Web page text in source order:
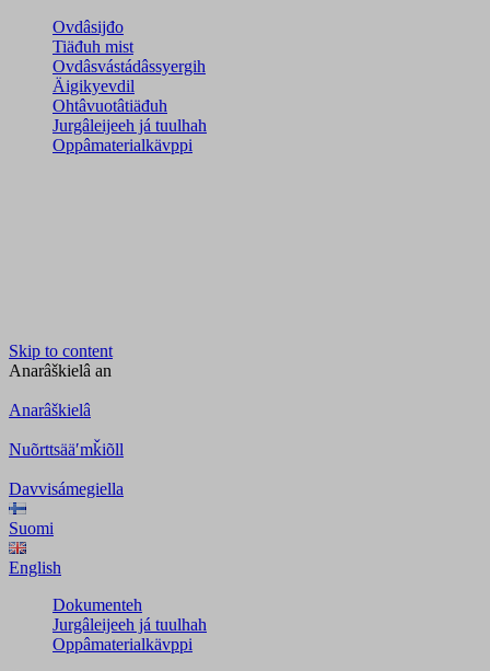
Ovdâsijđo
Tiäđuh mist
Ovdâsvástádâssyergih
Äigikyevdil
Ohtâvuotâtiäđuh
Jurgâleijeeh já tuulhah
Oppâmaterialkävppi
Skip to content
Anarâškielâ an
Anarâškielâ
Nuõrttsääʹmǩiõll
Davvisámegiella
Suomi
English
Dokumenteh
Jurgâleijeeh já tuulhah
Oppâmaterialkävppi